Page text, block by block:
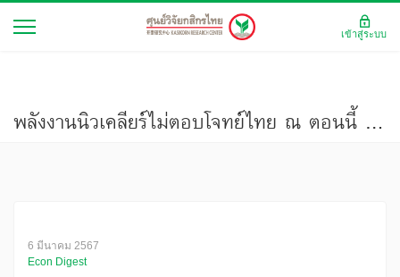
พลังงานนิวเคลียร์ไม่ตอบโจทย์ไทย ณ ตอนนี้ เพราะต้นทุนแพงและยังมีกำลังการผลิตไฟเหลือ
6 มีนาคม 2567
Econ Digest
เข้าสู่ระบบ